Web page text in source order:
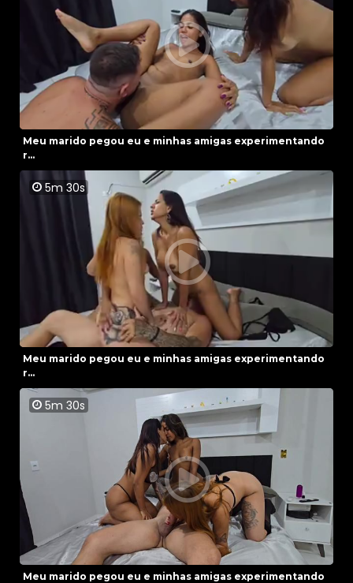
Meu marido pegou eu e minhas amigas experimentando
r...
5m 30s
Meu marido pegou eu e minhas amigas experimentando
r...
5m 30s
Meu marido pegou eu e minhas amigas experimentando